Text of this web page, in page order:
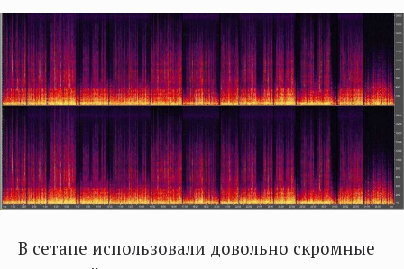
В сетапе использовали довольно скромные